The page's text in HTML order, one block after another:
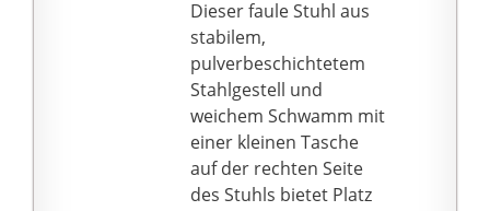
Holzrahmen und -
beinen ist der
Heimstuhl stabil und
langlebig. Der bequeme
Samtstoffbezug ist mit
hochelastischen
Schwämmen gefüllt, die
Dieser faule Stuhl aus
stabilem,
pulverbeschichtetem
Stahlgestell und
weichem Schwamm mit
einer kleinen Tasche
auf der rechten Seite
des Stuhls bietet Platz